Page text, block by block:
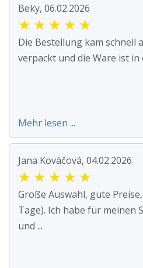
Beky, 06.02.2026
★ ★ ★ ★ ★
Die Bestellung kam schnell
verpackt und die Ware ist in
Mehr lesen ...
Jana Kováčová, 04.02.2026
★ ★ ★ ★ ★
Große Auswahl, gute
Tage). Ich habe für meinen
und ...